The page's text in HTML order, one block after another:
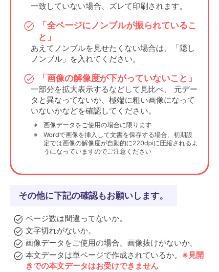
モノクロ本文原
稿ならグレース
ケールや
る、など。
イプのソフトの
項目がある可能
用紙設定
がある場合、
目的のサイズの
PDFが作成され
るよう設定して
ください。
仮想プリンタタ
イプのソフトの
場合
項目がある可能
性が高いです。
カラーバー
を作成しな
る
作成されてしま
う場合、設定を
一致していない場合、ズレて印刷されます。
「全ページにノンブルが振られているこ
と」
あえてノンブルを見せたくない場合は、「隠し
ノンブル」を入れてください。
「画像の解像度が下がっていないこと」
一部分を拡大表示するなどして見比べ、 元デー
タと異なってないか、極端に粗い画像になって
いないかなどを確認してください。
画像データをご使用の場合に限ります
Wordで画像を挿入して文書を保存する場合、初期設
定では画像の解像度が自動的に220dpiに圧縮されるよ
うになっていますのでご注意ください
その他に下記の確認もお願いします。
ページ数は間違ってないか。
文字切れがないか。
画像データをご使用の場合、画像抜けがないか。
本文データは単ページで作成されているか。 ※見開
きでの本文データはお受けできません